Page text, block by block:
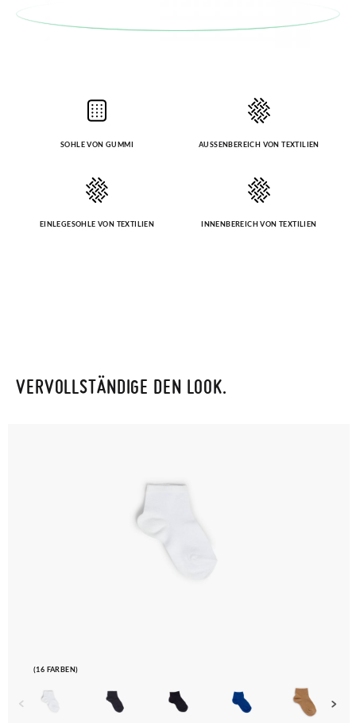
SOHLE VON GUMMI AUSSENBEREICH VON TEXTILIEN
EINLEGESOHLE VON TEXTILIEN INNENBEREICH VON TEXTILIEN
VERVOLLSTÄNDIGE DEN LOOK.
(16 FARBEN)